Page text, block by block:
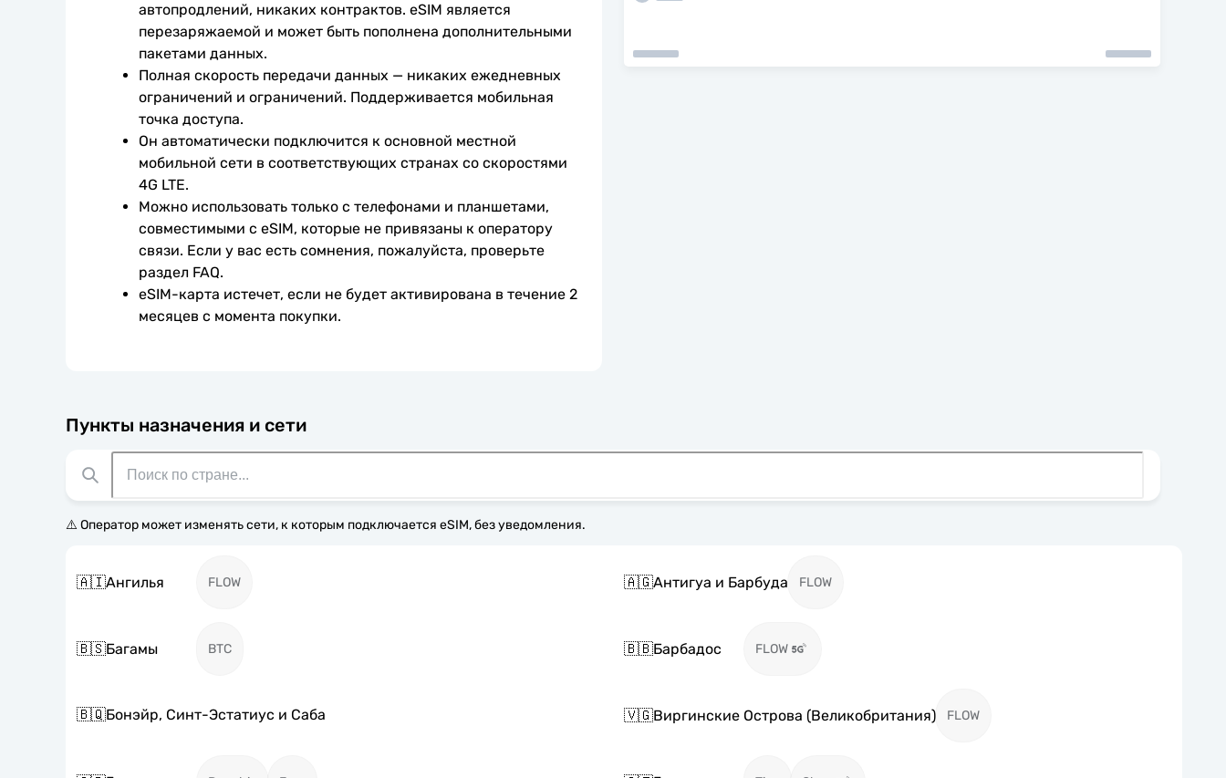
автопродлений, никаких контрактов. eSIM является
перезаряжаемой и может быть пополнена дополнительными
пакетами данных.
Полная скорость передачи данных — никаких ежедневных
ограничений и ограничений. Поддерживается мобильная
точка доступа.
Он автоматически подключится к основной местной
мобильной сети в соответствующих странах со скоростями
4G LTE.
Можно использовать только с телефонами и планшетами,
совместимыми с eSIM, которые не привязаны к оператору
связи. Если у вас есть сомнения, пожалуйста, проверьте
раздел FAQ.
eSIM-карта истечет, если не будет активирована в течение 2
месяцев с момента покупки.
Пункты назначения и сети
⚠️ Оператор может изменять сети, к которым подключается eSIM, без уведомления.
🇦🇮Ангилья FLOW 🇦🇬Антигуа и Барбуда FLOW
🇧🇸Багамы BTC 🇧🇧Барбадос FLOW
🇧🇶Бонэйр, Синт-Эстатиус и Саба 🇻🇬Виргинские Острова (Великобритания) FLOW